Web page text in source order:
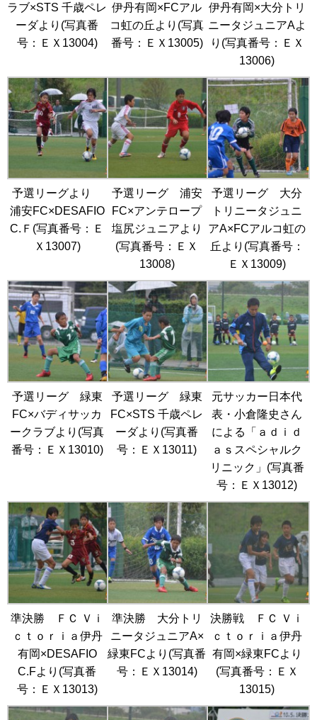
ラブ×STS 千歳ペレ
ーダより(写真番
号：ＥＸ13004)
伊丹有岡×FCアル
コ虹の丘より(写真
番号：ＥＸ13005)
伊丹有岡×大分トリ
ニータジュニアAよ
り(写真番号：ＥＸ
13006)
予選リーグより
浦安FC×DESAFIO
C.Ｆ(写真番号：Ｅ
Ｘ13007)
予選リーグ 浦安
FC×アンテロープ
塩尻ジュニアより
(写真番号：ＥＸ
13008)
予選リーグ 大分
トリニータジュニ
アA×FCアルコ虹の
丘より(写真番号：
ＥＸ13009)
予選リーグ 緑東
FC×バディサッカ
ークラブより(写真
番号：ＥＸ13010)
予選リーグ 緑東
FC×STS 千歳ペレ
ーダより(写真番
号：ＥＸ13011)
元サッカー日本代
表・小倉隆史さん
による「ａｄｉｄ
ａｓスペシャルク
リニック」(写真番
号：ＥＸ13012)
準決勝 ＦＣ Ｖｉ
ｃｔｏｒｉａ伊丹
有岡×DESAFIO
C.Fより(写真番
号：ＥＸ13013)
準決勝 大分トリ
ニータジュニアA×
緑東FCより(写真番
号：ＥＸ13014)
決勝戦 ＦＣ Ｖｉ
ｃｔｏｒｉａ伊丹
有岡×緑東FCより
(写真番号：ＥＸ
13015)